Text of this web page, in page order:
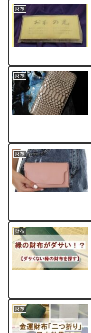
財布
財布
財布
財布
財布